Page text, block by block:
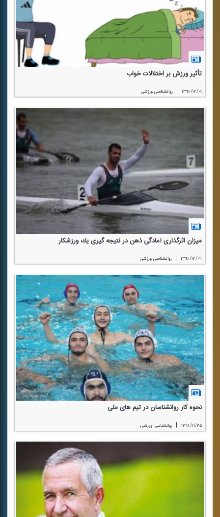
تأثیر ورزش بر اختلالات خواب
۱۳۹۶/۱۲/۰۹ | روانشناسی ورزشی
میزان اثرگذاری آمادگی ذهن در نتیجه گیری یك ورزشكار
۱۳۹۶/۱۲/۰۲ | روانشناسی ورزشی
نحوه كار روانشناسان در تیم های ملی
۱۳۹۶/۱۱/۲۵ | روانشناسی ورزشی